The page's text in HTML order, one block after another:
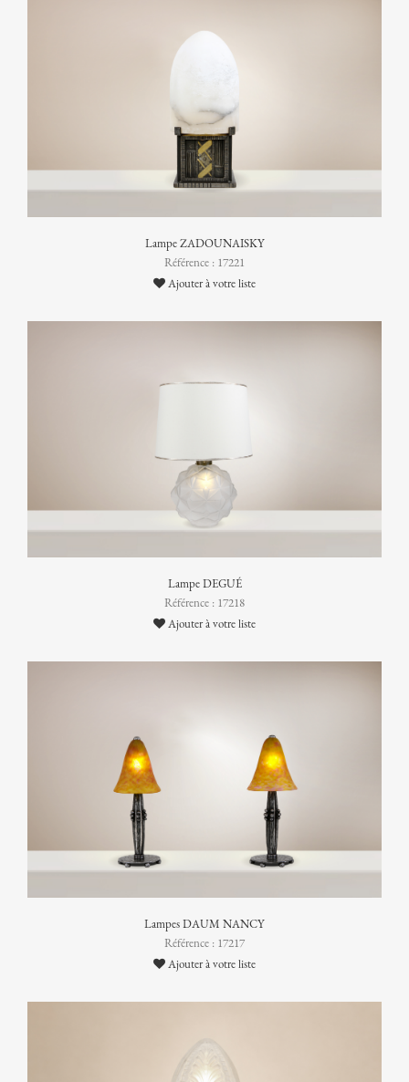
Lampe ZADOUNAISKY
Référence : 17221
Ajouter à votre liste
Lampe DEGUÉ
Référence : 17218
Ajouter à votre liste
Lampes DAUM NANCY
Référence : 17217
Ajouter à votre liste